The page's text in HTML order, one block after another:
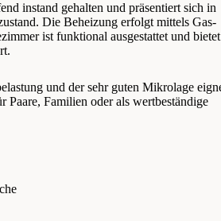
instand gehalten und präsentiert sich in
Die Beheizung erfolgt mittels Gas-
ist funktional ausgestattet und bietet
und der sehr guten Mikrolage
Paare, Familien oder als wertbeständige